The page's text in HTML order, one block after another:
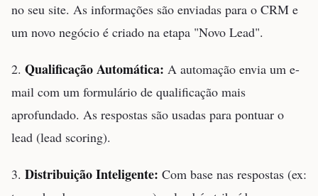
no seu site. As informações são enviadas para o CRM e
um novo negócio é criado na etapa "Novo Lead".
2. Qualificação Automática: A automação envia um e-
mail com um formulário de qualificação mais
aprofundado. As respostas são usadas para pontuar o
lead (lead scoring).
3. Distribuição Inteligente: Com base nas respostas (ex: